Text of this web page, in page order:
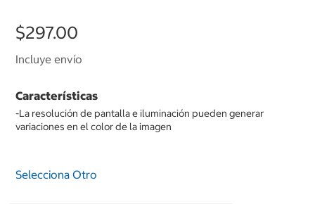
$297.00
Incluye envío
Características
-La resolución de pantalla e iluminación pueden generar
variaciones en el color de la imagen
Selecciona Otro